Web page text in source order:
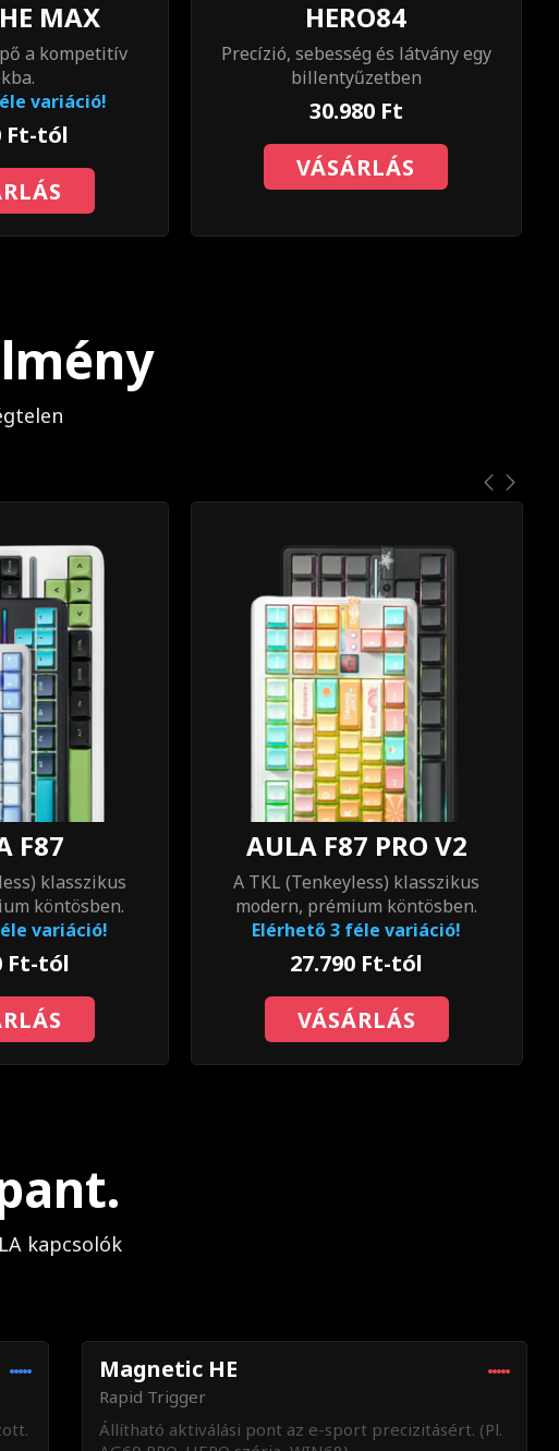
MAX
a kompetitív
variáció!
Ft-tól
HERO84
Precízió, sebesség és látvány egy
billentyűzetben
30.980 Ft
VÁSÁRLÁS
F87
klasszikus
köntösben.
variáció!
Ft-tól
AULA F87 PRO V2
A TKL (Tenkeyless) klasszikus
modern, prémium köntösben.
Elérhető 3 féle variáció!
27.790 Ft-tól
VÁSÁRLÁS
kapcsolók
Magnetic HE
Rapid Trigger
Állítható aktiválási pont az e-sport precizitásért. (Pl.